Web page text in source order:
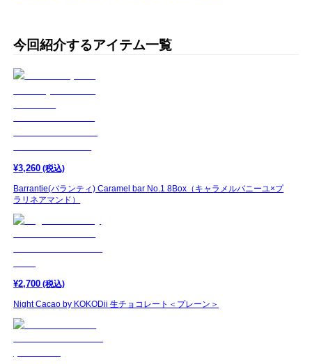
今回紹介するアイテム一覧
¥3,260 (税込)
Barrantie(バランティ) Caramel bar No.1 8Box（キャラメルバニーユ×プ
ラリネアマンド）
¥2,700 (税込)
Night Cacao by KOKODii 生チョコレート＜プレーン＞